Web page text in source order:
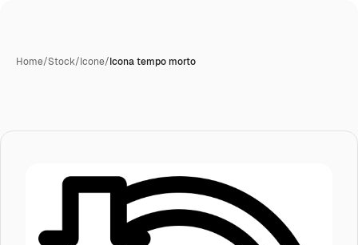
Home/Stock/Icone/Icona tempo morto